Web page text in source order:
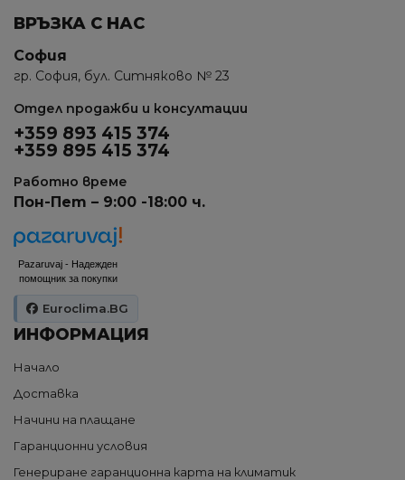
ВРЪЗКА С НАС
София
гр. София, бул. Ситняково № 23
Отдел продажби и консултации
+359 893 415 374
+359 895 415 374
Работно време
Пон-Пет – 9:00 -18:00 ч.
Pazaruvaj - Надежден
помощник за покупки
Euroclima.BG
ИНФОРМАЦИЯ
Начало
Доставка
Начини на плащане
Гаранционни условия
Генериране гаранционна карта на климатик